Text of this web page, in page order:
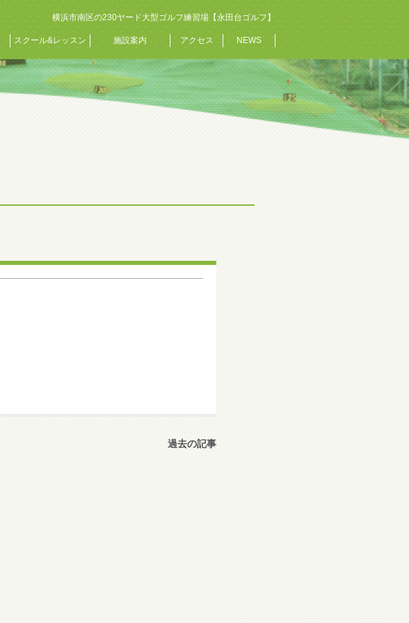
横浜市南区の230ヤード大型ゴルフ練習場【永田台ゴルフ】
スクール&レッスン 施設案内 アクセス NEWS
過去の記事